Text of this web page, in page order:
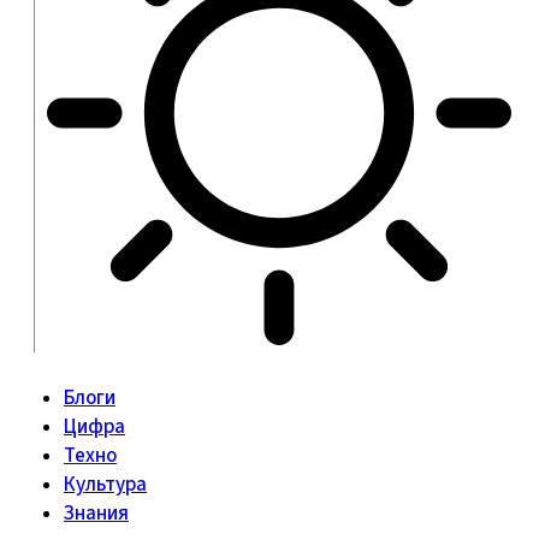
Блоги
Цифра
Техно
Культура
Знания